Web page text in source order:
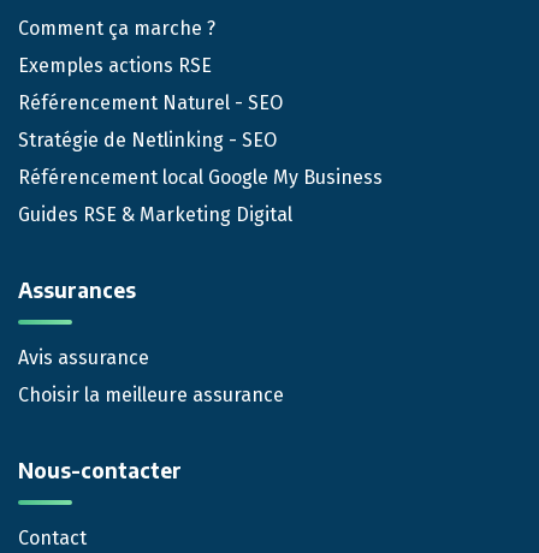
Comment ça marche ?
Exemples actions RSE
Référencement Naturel - SEO
Stratégie de Netlinking - SEO
Référencement local Google My Business
Guides RSE & Marketing Digital
Assurances
Avis assurance
Choisir la meilleure assurance
Nous-contacter
Contact